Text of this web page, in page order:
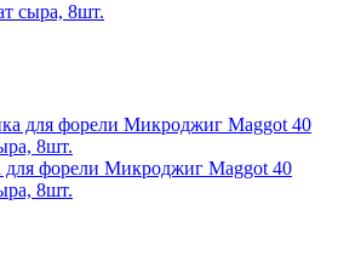
сыра, 8шт.
форели Микроджиг Maggot 40
8шт.